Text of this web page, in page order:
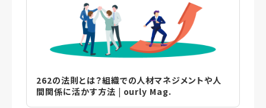
262の法則とは？組織での人材マネジメントや人
間関係に活かす方法 | ourly Mag.